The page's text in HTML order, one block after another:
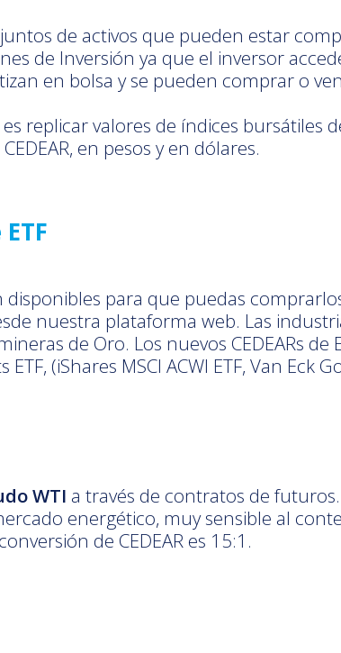
de activos que pueden estar
de Inversión ya que el inversor
en bolsa y se pueden comprar o
replicar valores de índices bursátiles
en pesos y en dólares.
disponibles para que puedas
nuestra plataforma web. Las
de Oro. Los nuevos CEDEARs de
(iShares MSCI ACWI ETF, Van Eck
WTI a través de contratos de
energético, muy sensible al
de CEDEAR es 15:1.